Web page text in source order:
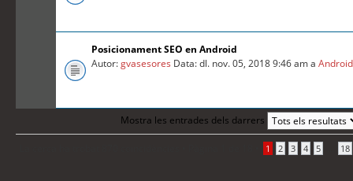
Posicionament SEO en Android
Autor:gvasesores Data: dl. nov. 05, 2018 9:46 am aAndroid
Mostra les entrades dels darrers
1 2 3 4 5 18